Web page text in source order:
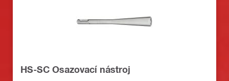
HS-SC Osazovací nástroj